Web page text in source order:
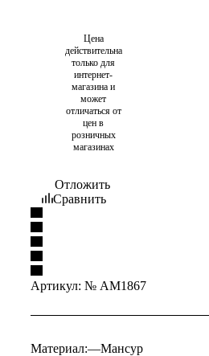
Цена
действительна
только для
интернет-
магазина и
может
отличаться от
цен в
розничных
магазинах
Отложить
Сравнить
Артикул: № AM1867
Материал:—Мансур